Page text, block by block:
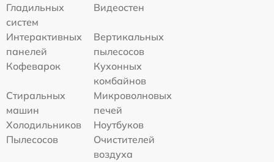
Гладильных
систем
Видеостен
Интерактивных
панелей
Вертикальных
пылесосов
Кофеварок
Кухонных
комбайнов
Стиральных
машин
Микроволновых
печей
Холодильников
Ноутбуков
Пылесосов
Очистителей
воздуха